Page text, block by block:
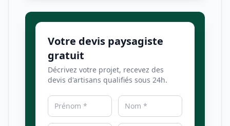
Votre devis paysagiste
gratuit
Décrivez votre projet, recevez des
devis d'artisans qualifiés sous 24h.